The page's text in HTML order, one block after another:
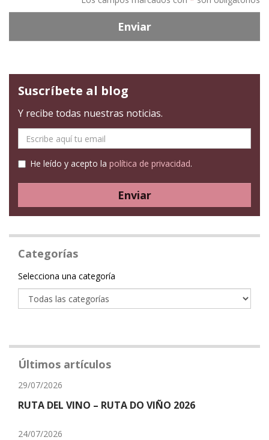
Enviar
Suscríbete al blog
Y recibe todas nuestras noticias.
mail
He leído y acepto la política de privacidad.
Enviar
Categorías
Categoría
Selecciona una categoría
Últimos artículos
29/07/2026
RUTA DEL VINO – RUTA DO VIÑO 2026
24/07/2026